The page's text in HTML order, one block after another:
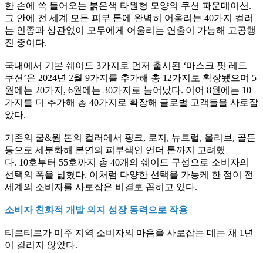
한 손에 쏙 들어오는 붉은색 타원형 모양의 쿠션 파운데이션.
그 안에 전 세계 모든 피부 톤에 완벽히 어울리는 40가지 컬러
는 인종과 상관없이 모두에게 어울리는 연출이 가능해 고공행
진 중이다.
국내에서 기본 쉐이드 3가지로 먼저 출시된 ‘마스크 핏 레드
쿠션’은 2024년 2월 9가지를 추가해 총 12가지로 확장됐으며 5
월에는 20가지, 6월에는 30가지로 늘어났다. 이어 8월에는 10
가지를 더 추가해 총 40가지로 확장해 글로벌 고객들을 사로잡
았다.
기존의 쿨&웜 톤의 컬러에서 핑크, 로지, 뉴트럴, 올리브, 골든
등으로 세분화해 본연의 피부색인 언더 톤까지 고려했
다. 10호부터 55호까지 총 40개의 쉐이드 구성으로 소비자의
선택의 폭을 넓혔다. 이처럼 다양한 선택을 가능케 한 점이 전
세계의 소비자를 사로잡은 비결로 꼽히고 있다.
소비자 친화적 개발 의지 성장 동력으로 작용
티르티르가 미주 지역 소비자의 마음을 사로잡는 데는 채 1년
이 걸리지 않았다.